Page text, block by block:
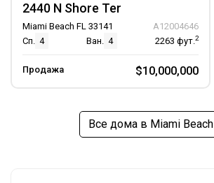
2440 N Shore Ter
Miami Beach FL 33141
A12004646
Сп. 4 Ван. 4 2263 фут.2
Продажа $10,000,000
Все дома в Miami Beach